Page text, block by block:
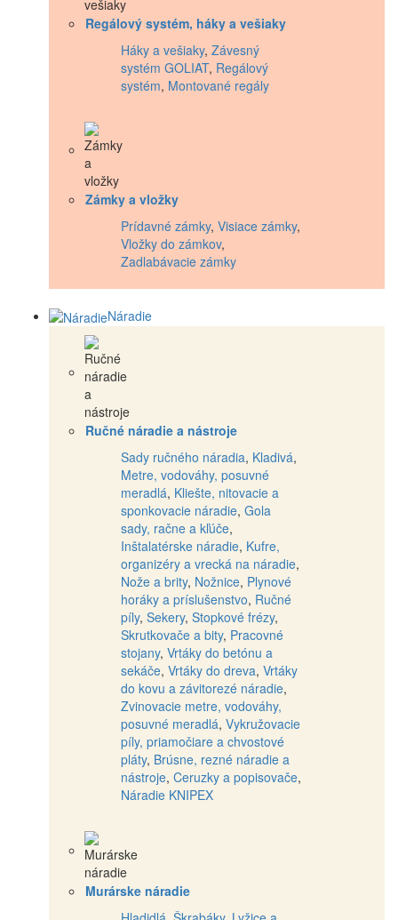
Regálový systém, háky a vešiaky
Háky a vešiaky, Závesný
systém GOLIAT, Regálový
systém, Montované regály
Zámky a vložky
Prídavné zámky, Visiace zámky,
Vložky do zámkov,
Zadlabávacie zámky
Náradie
Ručné náradie a nástroje
Sady ručného náradia, Kladivá,
Metre, vodováhy, posuvné
meradlá, Kliešte, nitovacie a
sponkovacie náradie, Gola
sady, račne a kľúče,
Inštalatérske náradie, Kufre,
organizéry a vrecká na náradie,
Nože a brity, Nožnice, Plynové
horáky a príslušenstvo, Ručné
píly, Sekery, Stopkové frézy,
Skrutkovače a bity, Pracovné
stojany, Vrtáky do betónu a
sekáče, Vrtáky do dreva, Vrtáky
do kovu a závitorezé náradie,
Zvinovacie metre, vodováhy,
posuvné meradlá, Vykružovacie
píly, priamočiare a chvostové
pláty, Brúsne, rezné náradie a
nástroje, Ceruzky a popisovače,
Náradie KNIPEX
Murárske náradie